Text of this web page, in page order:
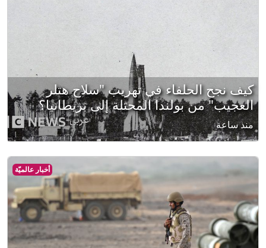
كيف نجح الحلفاء في تهريب "سلاح هتلر
العجيب" من بولندا المحتلة إلى بريطانيا؟
منذ ساعة
أخبار عالميّة